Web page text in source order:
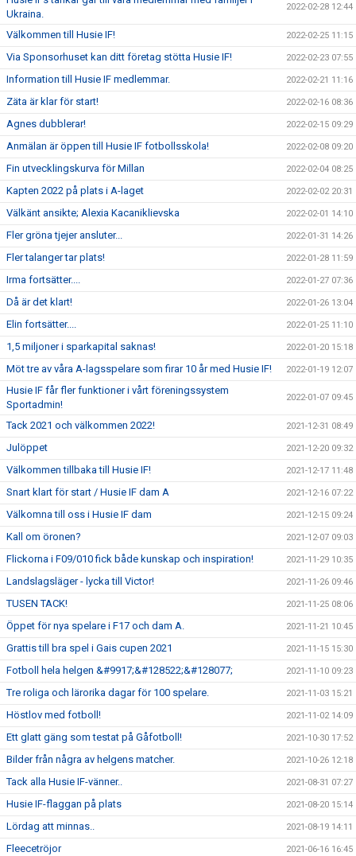
Ukraina.
2022-02-28 12:44
Välkommen till Husie IF! 2022-02-25 11:15
Via Sponsorhuset kan ditt företag stötta Husie IF! 2022-02-23 07:55
Information till Husie IF medlemmar. 2022-02-21 11:16
Zäta är klar för start! 2022-02-16 08:36
Agnes dubblerar! 2022-02-15 09:29
Anmälan är öppen till Husie IF fotbollsskola! 2022-02-08 09:20
Fin utvecklingskurva för Millan 2022-02-04 08:25
Kapten 2022 på plats i A-laget 2022-02-02 20:31
Välkänt ansikte; Alexia Kacaniklievska 2022-02-01 14:10
Fler gröna tjejer ansluter... 2022-01-31 14:26
Fler talanger tar plats! 2022-01-28 11:59
Irma fortsätter.... 2022-01-27 07:36
Då är det klart! 2022-01-26 13:04
Elin fortsätter.... 2022-01-25 11:10
1,5 miljoner i sparkapital saknas! 2022-01-20 15:18
Möt tre av våra A-lagsspelare som firar 10 år med Husie IF! 2022-01-19 12:07
Husie IF får fler funktioner i vårt föreningssystem
Sportadmin!
2022-01-07 09:45
Tack 2021 och välkommen 2022! 2021-12-31 08:49
Julöppet 2021-12-20 09:32
Välkommen tillbaka till Husie IF! 2021-12-17 11:48
Snart klart för start / Husie IF dam A 2021-12-16 07:22
Välkomna till oss i Husie IF dam 2021-12-15 09:24
Kall om öronen? 2021-12-07 09:03
Flickorna i F09/010 fick både kunskap och inspiration! 2021-11-29 10:35
Landslagsläger - lycka till Victor! 2021-11-26 09:46
TUSEN TACK! 2021-11-25 08:06
Öppet för nya spelare i F17 och dam A. 2021-11-21 10:45
Grattis till bra spel i Gais cupen 2021 2021-11-15 15:30
Fotboll hela helgen &#9917;&#128522;&#128077; 2021-11-10 09:23
Tre roliga och lärorika dagar för 100 spelare. 2021-11-03 15:21
Höstlov med fotboll! 2021-11-02 14:09
Ett glatt gäng som testat på Gåfotboll! 2021-10-30 17:52
Bilder från några av helgens matcher. 2021-10-26 12:18
Tack alla Husie IF-vänner.. 2021-08-31 07:27
Husie IF-flaggan på plats 2021-08-20 15:14
Lördag att minnas.. 2021-08-19 14:11
Fleecetröjor 2021-06-16 16:45